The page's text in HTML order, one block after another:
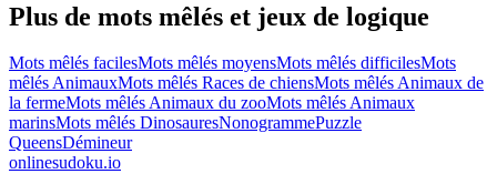
Plus de mots mêlés et jeux de logique
Mots mêlés facilesMots mêlés moyensMots mêlés difficilesMots
mêlés AnimauxMots mêlés Races de chiensMots mêlés Animaux de
la fermeMots mêlés Animaux du zooMots mêlés Animaux
marinsMots mêlés DinosauresNonogrammePuzzle
QueensDémineur
onlinesudoku.io